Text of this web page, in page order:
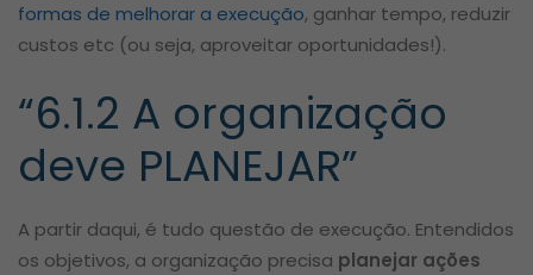
formas de melhorar a execução, ganhar tempo, reduzir
custos etc (ou seja, aproveitar oportunidades!).
“6.1.2 A organização
deve PLANEJAR”
A partir daqui, é tudo questão de execução. Entendidos
os objetivos, a organização precisa planejar ações